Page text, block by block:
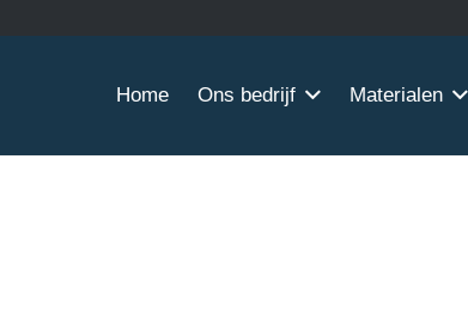
Home Ons bedrijf Materialen